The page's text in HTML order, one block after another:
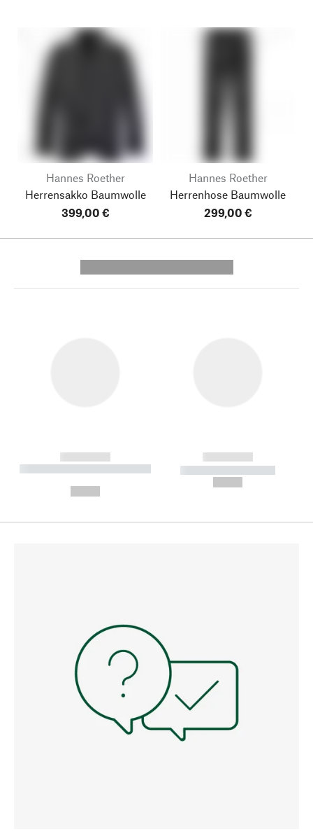
Hannes Roether
Herrensakko Baumwolle
399,00 €
Hannes Roether
Herrenhose Baumwolle
299,00 €
------------
----------- ----------- --------
------------
----------- -----------